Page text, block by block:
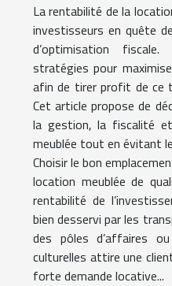
La rentabilité de la
investisseurs en quête
d’optimisation fiscale.
stratégies pour
afin de tirer profit de ce
Cet article propose de
la gestion, la fiscalité
meublée tout en évitant
Choisir le bon
location meublée de
rentabilité de
bien desservi par les
des pôles d’affaires
culturelles attire une
forte demande locative...